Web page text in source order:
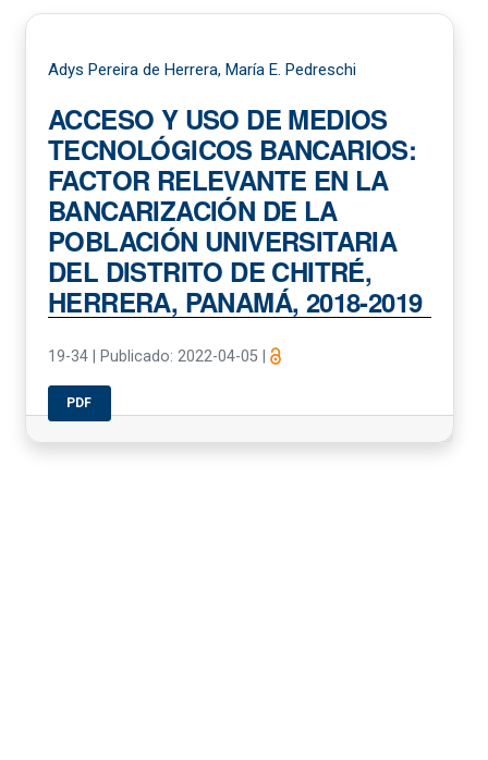
Adys Pereira de Herrera, María E. Pedreschi
ACCESO Y USO DE MEDIOS
TECNOLÓGICOS BANCARIOS:
FACTOR RELEVANTE EN LA
BANCARIZACIÓN DE LA
POBLACIÓN UNIVERSITARIA
DEL DISTRITO DE CHITRÉ,
HERRERA, PANAMÁ, 2018-2019
19-34 Publicado: 2022-04-05
PDF